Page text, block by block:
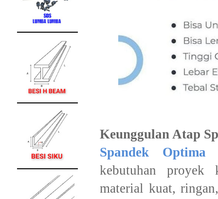
Keunggulan Atap
Spandek Optima
kebutuhan proyek
material kuat,